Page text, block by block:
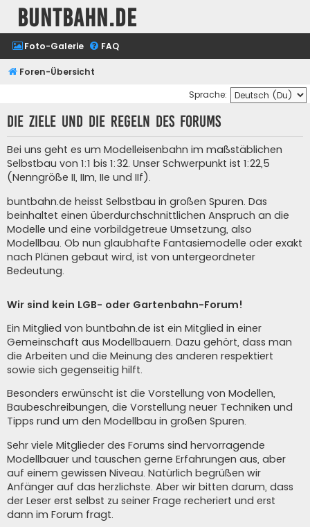
buntbahn.de
Foto-Galerie FAQ
Foren-Übersicht
Sprache:
Die Ziele und die Regeln des Forums
Bei uns geht es um Modelleisenbahn im maßstäblichen
Selbstbau von 1:1 bis 1:32. Unser Schwerpunkt ist 1:22,5
(Nenngröße II, IIm, IIe und IIf).
buntbahn.de heisst Selbstbau in großen Spuren. Das
beinhaltet einen überdurchschnittlichen Anspruch an die
Modelle und eine vorbildgetreue Umsetzung, also
Modellbau. Ob nun glaubhafte Fantasiemodelle oder exakt
nach Plänen gebaut wird, ist von untergeordneter
Bedeutung.
Wir sind kein LGB- oder Gartenbahn-Forum!
Ein Mitglied von buntbahn.de ist ein Mitglied in einer
Gemeinschaft aus Modellbauern. Dazu gehört, dass man
die Arbeiten und die Meinung des anderen respektiert
sowie sich gegenseitig hilft.
Besonders erwünscht ist die Vorstellung von Modellen,
Baubeschreibungen, die Vorstellung neuer Techniken und
Tipps rund um den Modellbau in großen Spuren.
Sehr viele Mitglieder des Forums sind hervorragende
Modellbauer und tauschen gerne Erfahrungen aus, aber
auf einem gewissen Niveau. Natürlich begrüßen wir
Anfänger auf das herzlichste. Aber wir bitten darum, dass
der Leser erst selbst zu seiner Frage recheriert und erst
dann im Forum fragt.